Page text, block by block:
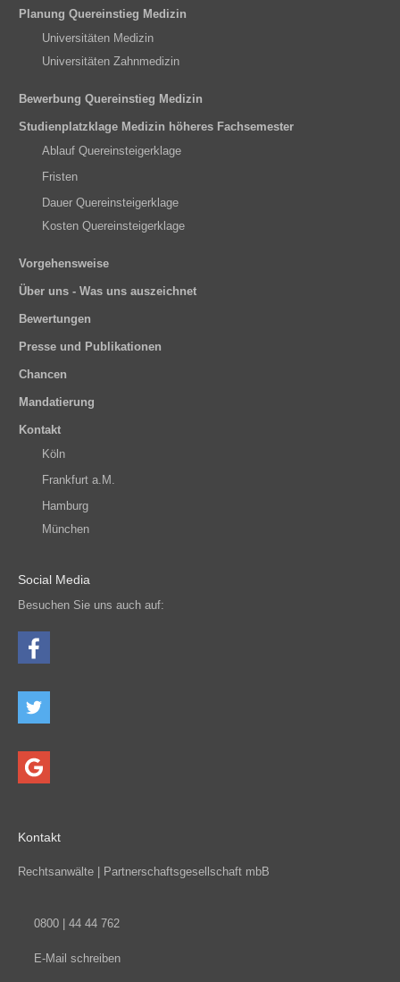
Planung Quereinstieg Medizin
Universitäten Medizin
Universitäten Zahnmedizin
Bewerbung Quereinstieg Medizin
Studienplatzklage Medizin höheres Fachsemester
Ablauf Quereinsteigerklage
Fristen
Dauer Quereinsteigerklage
Kosten Quereinsteigerklage
Vorgehensweise
Über uns - Was uns auszeichnet
Bewertungen
Presse und Publikationen
Chancen
Mandatierung
Kontakt
Köln
Frankfurt a.M.
Hamburg
München
Social Media
Besuchen Sie uns auch auf:
Kontakt
Rechtsanwälte | Partnerschaftsgesellschaft mbB
0800 | 44 44 762
E-Mail schreiben